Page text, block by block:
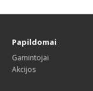
Papildomai
Gamintojai
Akcijos